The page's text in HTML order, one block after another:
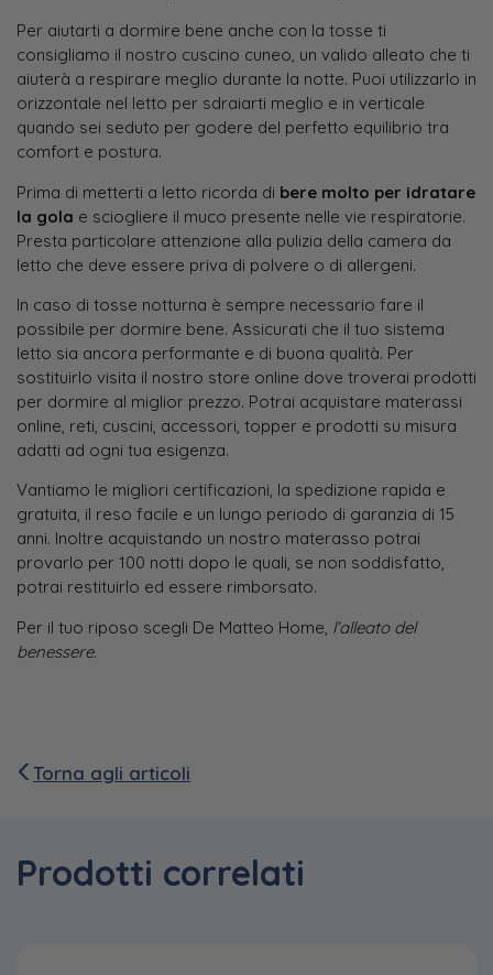
Per aiutarti a dormire bene anche con la tosse ti
consigliamo il nostro cuscino cuneo, un valido alleato che ti
aiuterà a respirare meglio durante la notte. Puoi utilizzarlo in
orizzontale nel letto per sdraiarti meglio e in verticale
quando sei seduto per godere del perfetto equilibrio tra
comfort e postura.
Prima di metterti a letto ricorda di bere molto per idratare
la gola e sciogliere il muco presente nelle vie respiratorie.
Presta particolare attenzione alla pulizia della camera da
letto che deve essere priva di polvere o di allergeni.
In caso di tosse notturna è sempre necessario fare il
possibile per dormire bene. Assicurati che il tuo sistema
letto sia ancora performante e di buona qualità. Per
sostituirlo visita il nostro store online dove troverai prodotti
per dormire al miglior prezzo. Potrai acquistare materassi
online, reti, cuscini, accessori, topper e prodotti su misura
adatti ad ogni tua esigenza.
Vantiamo le migliori certificazioni, la spedizione rapida e
gratuita, il reso facile e un lungo periodo di garanzia di 15
anni. Inoltre acquistando un nostro materasso potrai
provarlo per 100 notti dopo le quali, se non soddisfatto,
potrai restituirlo ed essere rimborsato.
Per il tuo riposo scegli De Matteo Home, l’alleato del
benessere.
Torna agli articoli
Prodotti correlati